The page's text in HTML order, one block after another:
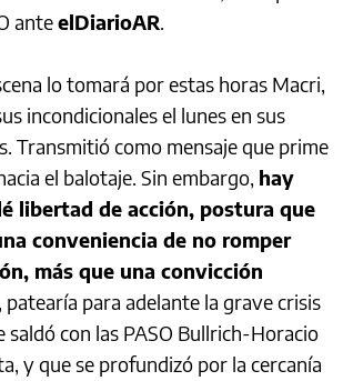
anteelDiarioAR.
lo tomará por estas horas Macri,
incondicionales el lunes en sus
Transmitió como mensaje que prime
el balotaje. Sin embargo, hay
libertad de acción, postura que
conveniencia de no romper
más que una convicción
patearía para adelante la grave crisis
saldó con las PASO Bullrich-Horacio
y que se profundizó por la cercanía